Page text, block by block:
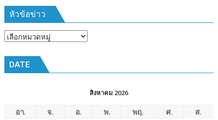
การ
ณ
เมือง
พัทยา๘
หัวข้อข่าว
หัวข้อ
DATE
สิงหาคม 2026
อา. จ. อ. พ. พฤ. ศ.
ส.